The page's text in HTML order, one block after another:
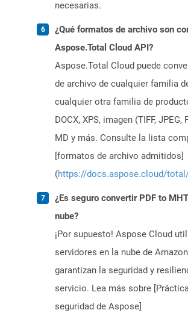
necesarias.
¿Qué formatos de archivo son
Aspose.Total Cloud API?
Aspose.Total Cloud puede
de archivo de cualquier familia
cualquier otra familia de
DOCX, XPS, imagen (TIFF, JPEG,
MD y más. Consulte la lista
[formatos de archivo admitidos]
(https://docs.aspose.cloud/
¿Es seguro convertir PDF to
nube?
¡Por supuesto! Aspose Cloud
servidores en la nube de
garantizan la seguridad y
servicio. Lea más sobre
seguridad de Aspose]